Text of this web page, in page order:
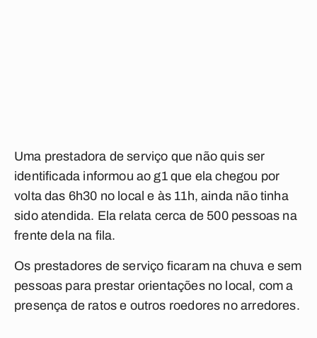
Uma prestadora de serviço que não quis ser
identificada informou ao g1 que ela chegou por
volta das 6h30 no local e às 11h, ainda não tinha
sido atendida. Ela relata cerca de 500 pessoas na
frente dela na fila.
Os prestadores de serviço ficaram na chuva e sem
pessoas para prestar orientações no local, com a
presença de ratos e outros roedores no arredores.